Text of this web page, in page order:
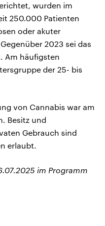
wurden im
250.000 Patienten
oder akuter
2023 sei das
Am häufigsten
der 25- bis
von Cannabis war am
Besitz und
Gebrauch sind
erlaubt.
im Programm